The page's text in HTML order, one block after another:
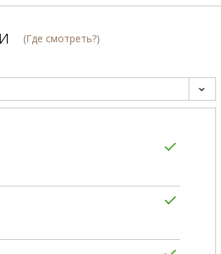
(Где смотреть?)